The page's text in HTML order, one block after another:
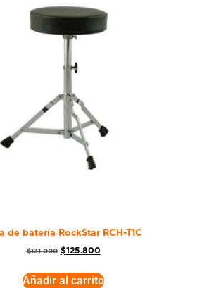
de batería RockStar RCH-T1C
$131.000 $125.800
Añadir al carrito